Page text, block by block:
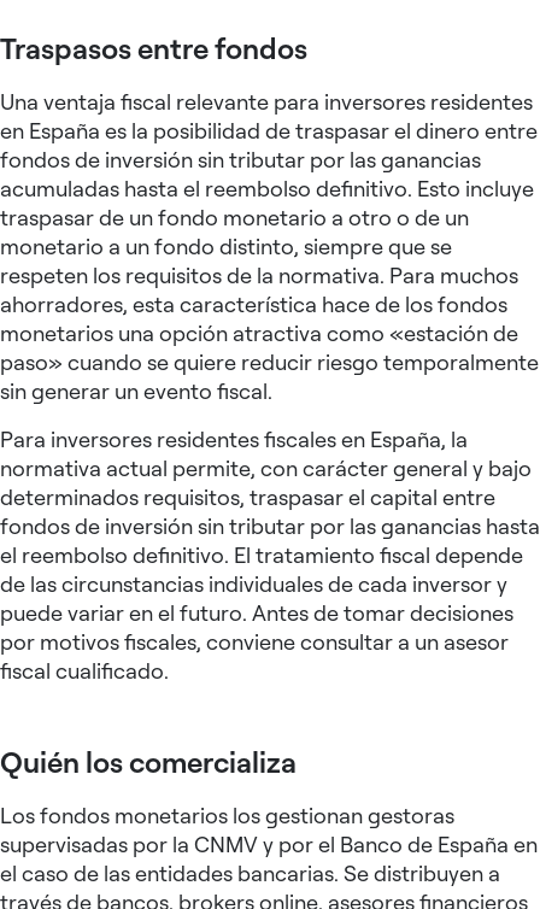
Traspasos entre fondos
Una ventaja fiscal relevante para inversores residentes
en España es la posibilidad de traspasar el dinero entre
fondos de inversión sin tributar por las ganancias
acumuladas hasta el reembolso definitivo. Esto incluye
traspasar de un fondo monetario a otro o de un
monetario a un fondo distinto, siempre que se
respeten los requisitos de la normativa. Para muchos
ahorradores, esta característica hace de los fondos
monetarios una opción atractiva como «estación de
paso» cuando se quiere reducir riesgo temporalmente
sin generar un evento fiscal.
Para inversores residentes fiscales en España, la
normativa actual permite, con carácter general y bajo
determinados requisitos, traspasar el capital entre
fondos de inversión sin tributar por las ganancias hasta
el reembolso definitivo. El tratamiento fiscal depende
de las circunstancias individuales de cada inversor y
puede variar en el futuro. Antes de tomar decisiones
por motivos fiscales, conviene consultar a un asesor
fiscal cualificado.
Quién los comercializa
Los fondos monetarios los gestionan gestoras
supervisadas por la CNMV y por el Banco de España en
el caso de las entidades bancarias. Se distribuyen a
través de bancos, brokers online, asesores financieros